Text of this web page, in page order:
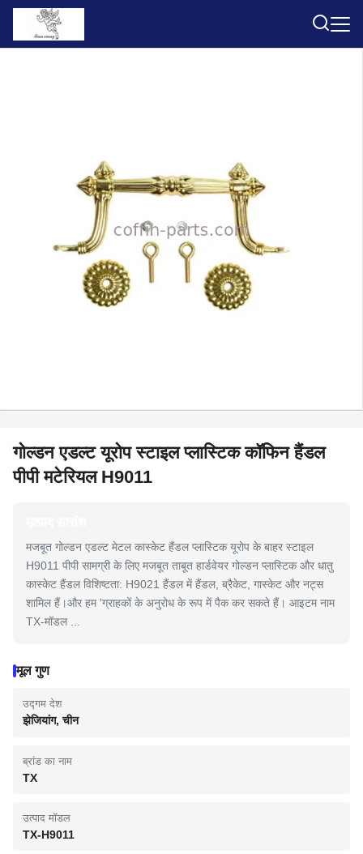
गोल्डन एडल्ट यूरोप स्टाइल प्लास्टिक कॉफिन हैंडल
पीपी मटेरियल H9011
मजबूत गोल्डन एडल्ट मेटल कास्केट हैंडल प्लास्टिक यूरोप के बाहर स्टाइल
H9011 पीपी सामग्री के लिए मजबूत ताबूत हार्डवेयर गोल्डन प्लास्टिक और धातु
कास्केट हैंडल विशिष्टता: H9021 हैंडल में हैंडल, ब्रैकेट, गास्केट और नट्स
शामिल हैं।और हम 'ग्राहकों के अनुरोध के रूप में पैक कर सकते हैं। आइटम नाम
TX-मॉडल ...
मूल गुण
उद्गम देश
झेजियांग, चीन
ब्रांड का नाम
TX
उत्पाद मॉडल
TX-H9011